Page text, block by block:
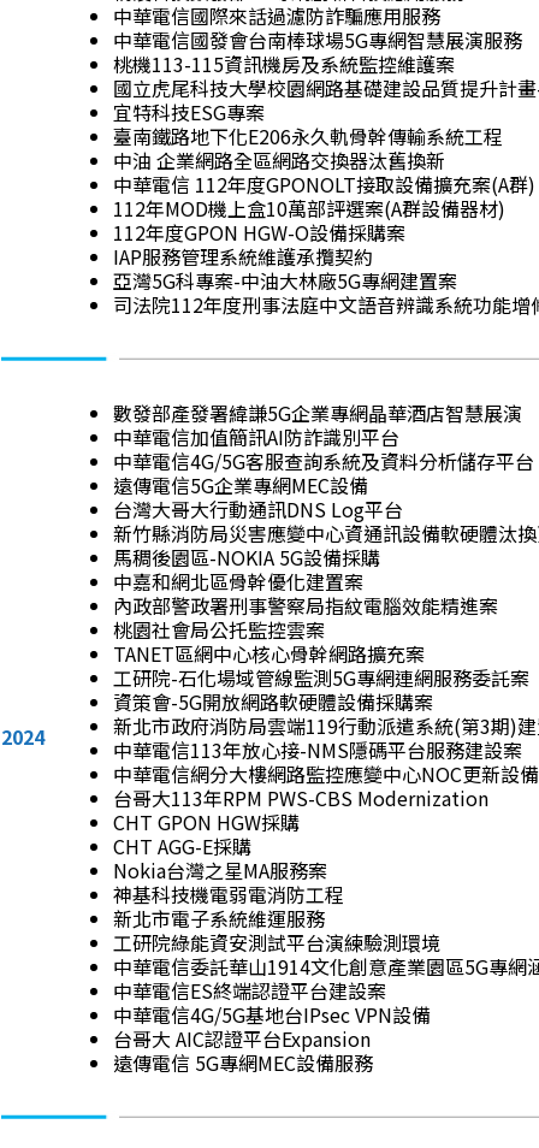
中華電信國際來話過濾防詐騙應用服務
中華電信國發會台南棒球場5G專網智慧展演服務
桃機113-115資訊機房及系統監控維護案
國立虎尾科技大學校園網路基礎建設品質提升計
宜特科技ESG專案
臺南鐵路地下化E206永久軌骨幹傳輸系統工程
中油 企業網路全區網路交換器汰舊換新
中華電信 112年度GPONOLT接取設備擴充案(A群)
112年MOD機上盒10萬部評選案(A群設備器材)
112年度GPON HGW-O設備採購案
IAP服務管理系統維護承攬契約
亞灣5G科專案-中油大林廠5G專網建置案
司法院112年度刑事法庭中文語音辨識系統功能
2024
數發部產發署緯謙5G企業專網晶華酒店智慧展演
中華電信加值簡訊AI防詐識別平台
中華電信4G/5G客服查詢系統及資料分析儲存平台
遠傳電信5G企業專網MEC設備
台灣大哥大行動通訊DNS Log平台
新竹縣消防局災害應變中心資通訊設備軟硬體汰
馬稠後園區-NOKIA 5G設備採購
中嘉和網北區骨幹優化建置案
內政部警政署刑事警察局指紋電腦效能精進案
桃園社會局公托監控雲案
TANET區網中心核心骨幹網路擴充案
工研院-石化場域管線監測5G專網連網服務委託案
資策會-5G開放網路軟硬體設備採購案
新北市政府消防局雲端119行動派遣系統(第3期)
中華電信113年放心接-NMS隱碼平台服務建設案
中華電信網分大樓網路監控應變中心NOC更新設
台哥大113年RPM PWS-CBS Modernization
CHT GPON HGW採購
CHT AGG-E採購
Nokia台灣之星MA服務案
神基科技機電弱電消防工程
新北市電子系統維運服務
工研院綠能資安測試平台演練驗測環境
中華電信委託華山1914文化創意產業園區5G專網
中華電信ES終端認證平台建設案
中華電信4G/5G基地台IPsec VPN設備
台哥大 AIC認證平台Expansion
遠傳電信 5G專網MEC設備服務